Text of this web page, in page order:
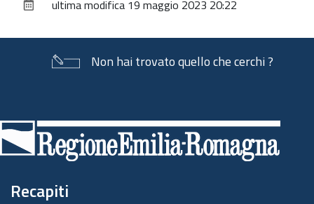
documentoultima modifica 19 maggio 2023 20:22
Non hai trovato quello che cerchi ?
di
pagina
Recapiti